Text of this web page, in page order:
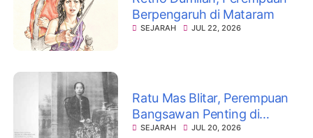
Berpengaruh di Mataram
SEJARAH JUL 22, 2026
Ratu Mas Blitar, Perempuan
Bangsawan Penting di
Keraton Mataram
SEJARAH JUL 20, 2026